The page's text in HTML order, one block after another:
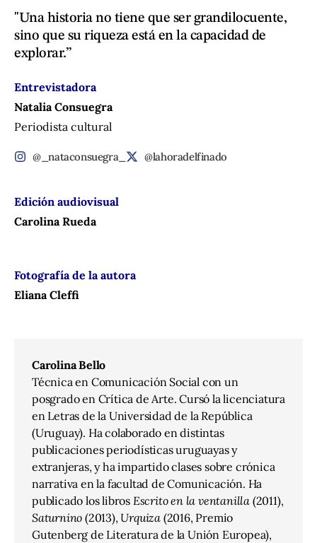
"Una historia no tiene que ser grandilocuente,
sino que su riqueza está en la capacidad de
explorar.”
Entrevistadora
Natalia Consuegra
Periodista cultural
@_nataconsuegra_ @lahoradelfinado
Edición audiovisual
Carolina Rueda
Fotografía de la autora
Eliana Cleffi
Carolina Bello
Técnica en Comunicación Social con un
posgrado en Crítica de Arte. Cursó la licenciatura
en Letras de la Universidad de la República
(Uruguay). Ha colaborado en distintas
publicaciones periodísticas uruguayas y
extranjeras, y ha impartido clases sobre crónica
narrativa en la facultad de Comunicación. Ha
publicado los libros Escrito en la ventanilla (2011),
Saturnino (2013), Urquiza (2016, Premio
Gutenberg de Literatura de la Unión Europea),